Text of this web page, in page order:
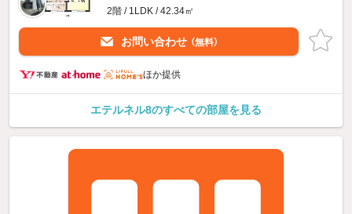
2階 / 1LDK / 42.34㎡
お問い合わせ （無料）
ほか提供
エテルネル8のすべての部屋を見る